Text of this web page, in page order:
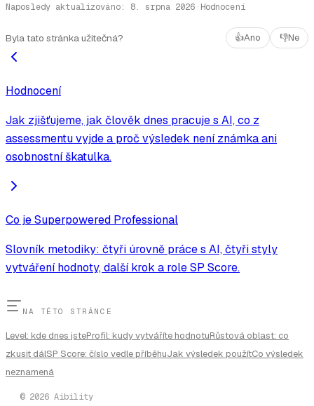
Naposledy aktualizováno: 8. srpna 2026 · Hodnocení
Byla tato stránka užitečná? 👍Ano 👎Ne
Hodnocení
Jak zjišťujeme, jak člověk dnes pracuje s AI, co z
assessmentu vyjde a proč výsledek není známka ani
osobnostní škatulka.
Co je Superpowered Professional
Slovník metodiky: čtyři úrovně práce s AI, čtyři styly
vytváření hodnoty, další krok a role SP Score.
NA TÉTO STRÁNCE
Level: kde dnes jsteProfil: kudy vytváříte hodnotuRůstová oblast: co
zkusit dálSP Score: číslo vedle příběhuJak výsledek použítCo výsledek
neznamená
© 2026 Aibility